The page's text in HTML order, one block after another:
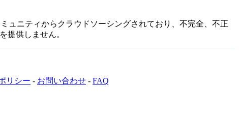
ュニティからクラウドソーシングされており、不完全、不正
提供しません。
リシー - お問い合わせ - FAQ